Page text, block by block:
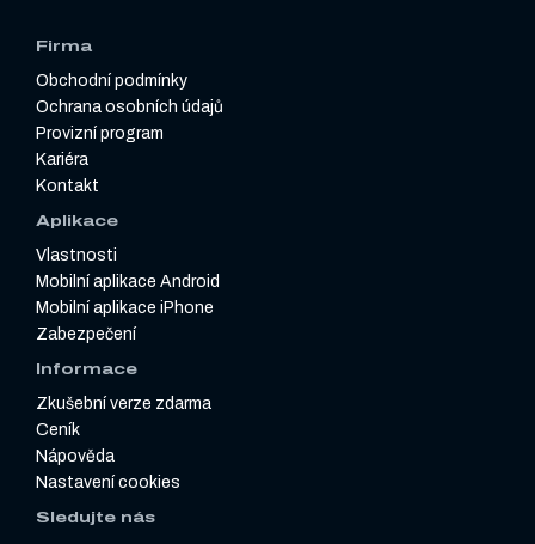
Firma
Obchodní podmínky
Ochrana osobních údajů
Provizní program
Kariéra
Kontakt
Aplikace
Vlastnosti
Mobilní aplikace Android
Mobilní aplikace iPhone
Zabezpečení
Informace
Zkušební verze zdarma
Ceník
Nápověda
Nastavení cookies
Sledujte nás